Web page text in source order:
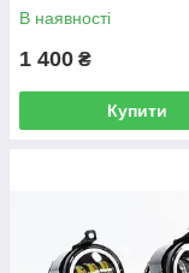
В наявності
1 400 ₴
Купити